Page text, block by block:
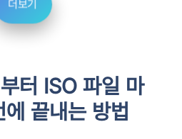
더보기
터 ISO 파일 마
끝내는 방법